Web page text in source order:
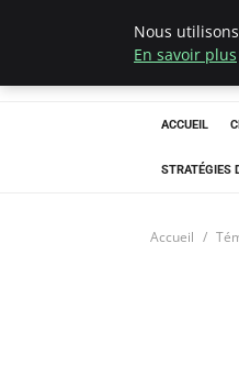
ACCUEIL
STRATÉGIES
Accueil
Nous
En savoir plus